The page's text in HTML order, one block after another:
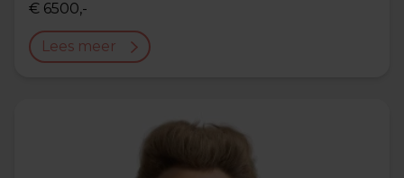
€ 6500,-
Lees meer